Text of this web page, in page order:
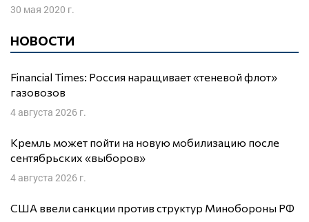
30 мая 2020 г.
НОВОСТИ
Financial Times: Россия наращивает «теневой флот»
газовозов
4 августа 2026 г.
Кремль может пойти на новую мобилизацию после
сентябрьских «выборов»
4 августа 2026 г.
США ввели санкции против структур Минобороны РФ